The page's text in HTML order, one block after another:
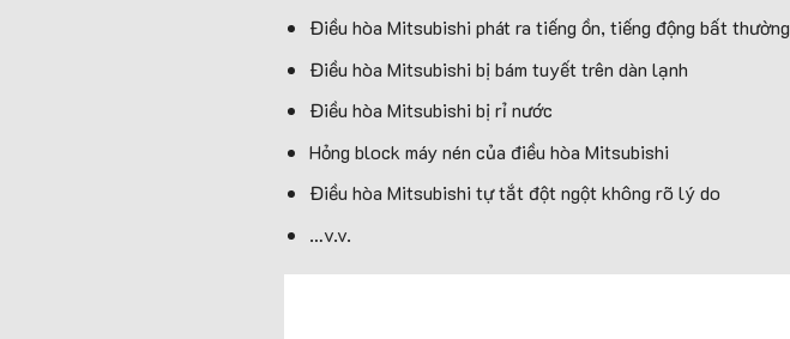
Điều hòa Mitsubishi phát ra tiếng ồn, tiếng động bất thường
Điều hòa Mitsubishi bị bám tuyết trên dàn lạnh
Điều hòa Mitsubishi bị rỉ nước
Hỏng block máy nén của điều hòa Mitsubishi
Điều hòa Mitsubishi tự tắt đột ngột không rõ lý do
…v.v.